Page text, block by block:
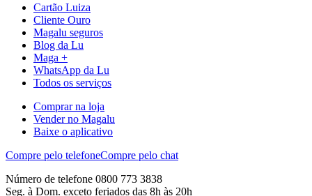
Cartão Luiza
Cliente Ouro
Magalu seguros
Blog da Lu
Maga +
WhatsApp da Lu
Todos os serviços
Comprar na loja
Vender no Magalu
Baixe o aplicativo
Compre pelo telefoneCompre pelo chat
Número de telefone 0800 773 3838
Seg. à Dom. exceto feriados das 8h às 20h